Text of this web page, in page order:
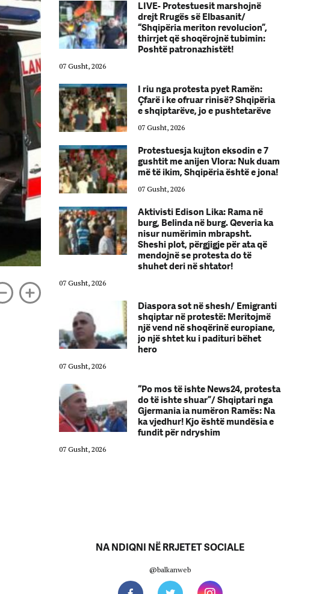
tubimin:
Ramën:
Shqipëria
e 7
Nuk duam
e jona!
në
Qeveria ka
ata që
do të
Emigranti
europiane,
bëhet
nga
Ramës: Na
LIVE- Protestuesit marshojnë
drejt Rrugës së Elbasanit/
“Shqipëria meriton revolucion”,
thirrjet që shoqërojnë tubimin:
Poshtë patronazhistët!
07 Gusht, 2026
I riu nga protesta pyet Ramën:
Çfarë i ke ofruar rinisë? Shqipëria
e shqiptarëve, jo e pushtetarëve
07 Gusht, 2026
Protestuesja kujton eksodin e 7
gushtit me anijen Vlora: Nuk duam
më të ikim, Shqipëria është e jona!
07 Gusht, 2026
Aktivisti Edison Lika: Rama në
burg, Belinda në burg. Qeveria ka
nisur numërimin mbrapsht.
Sheshi plot, përgjigje për ata që
mendojnë se protesta do të
shuhet deri në shtator!
07 Gusht, 2026
Diaspora sot në shesh/ Emigranti
shqiptar në protestë: Meritojmë
një vend në shoqërinë europiane,
jo një shtet ku i padituri bëhet
hero
07 Gusht, 2026
“Po mos të ishte News24, protesta
do të ishte shuar”/ Shqiptari nga
Gjermania ia numëron Ramës: Na
ka vjedhur! Kjo është mundësia e
fundit për ndryshim
07 Gusht, 2026
NA NDIQNI NË RRJETET SOCIALE
@balkanweb